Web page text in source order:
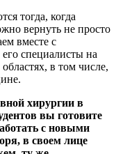
тогда, когда
вернуть не просто
вместе с
специалисты на
в том числе,
хирургии в
вы готовите
с новыми
в своем лице